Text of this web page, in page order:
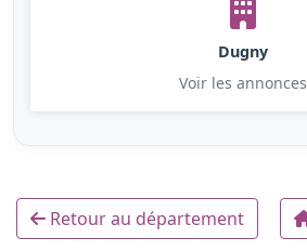
Dugny
Voir les annonces
Retour au département